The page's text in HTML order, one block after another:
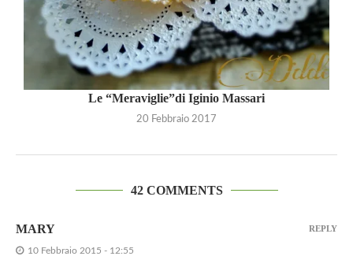
Le “Meraviglie”di Iginio Massari
20 Febbraio 2017
42 COMMENTS
MARY
10 Febbraio 2015 - 12:55
REPLY